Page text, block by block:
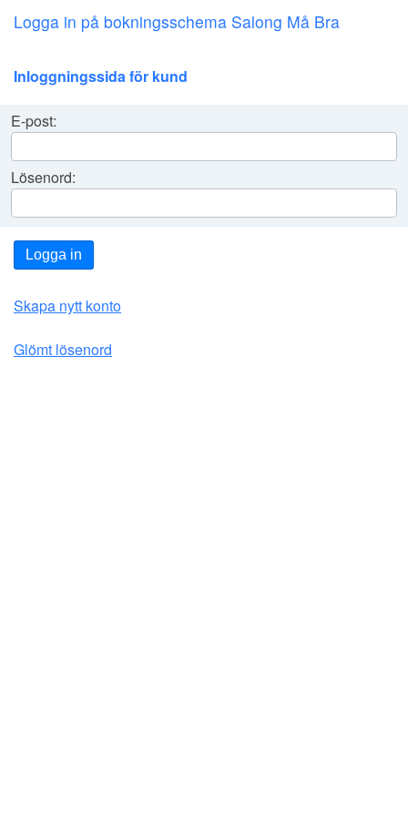
Logga in på bokningsschema Salong Må Bra
Inloggningssida för kund
E-post:
Lösenord:
Logga in
Skapa nytt konto
Glömt lösenord